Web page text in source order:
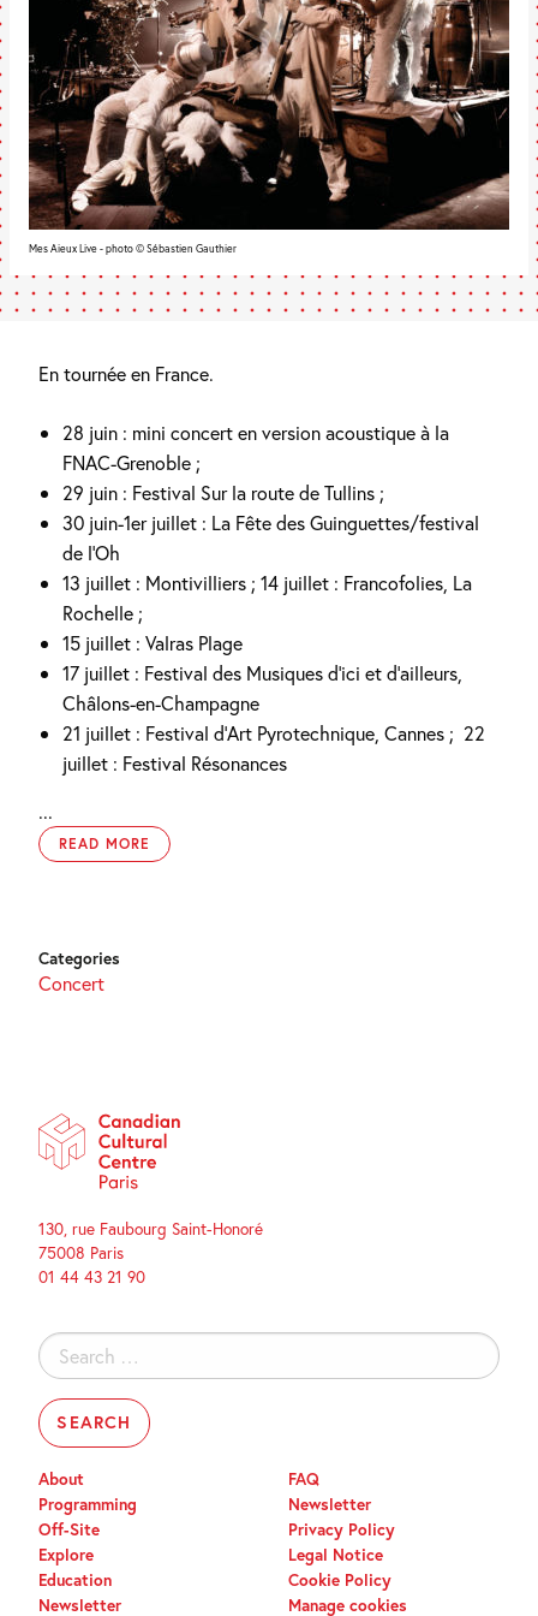
Mes Aieux Live - photo © Sébastien Gauthier
En tournée en France.
28 juin : mini concert en version acoustique à la
FNAC-Grenoble ;
29 juin : Festival Sur la route de Tullins ;
30 juin-1er juillet : La Fête des Guinguettes/festival
de l’Oh
13 juillet : Montivilliers ; 14 juillet : Francofolies, La
Rochelle ;
15 juillet : Valras Plage
17 juillet : Festival des Musiques d’ici et d’ailleurs,
Châlons-en-Champagne
21 juillet : Festival d’Art Pyrotechnique, Cannes ; 22
juillet : Festival Résonances
...
READ MORE
Categories
Concert
130, rue Faubourg Saint-Honoré
75008 Paris
01 44 43 21 90
Search
for:
About
Programming
Off-Site
Explore
Education
Newsletter
FAQ
Newsletter
Privacy Policy
Legal Notice
Cookie Policy
Manage cookies